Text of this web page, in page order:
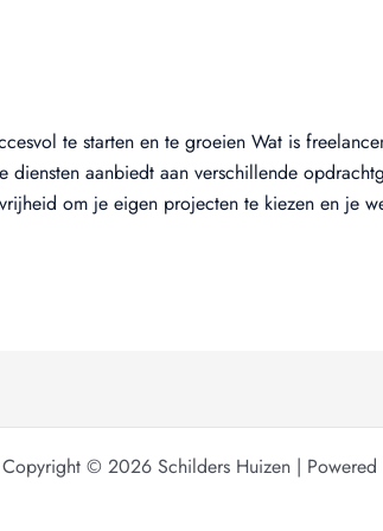
te starten en te groeien Wat is
aanbiedt aan verschillende
om je eigen projecten te kiezen en je
Copyright © 2026 Schilders Huizen | Powered